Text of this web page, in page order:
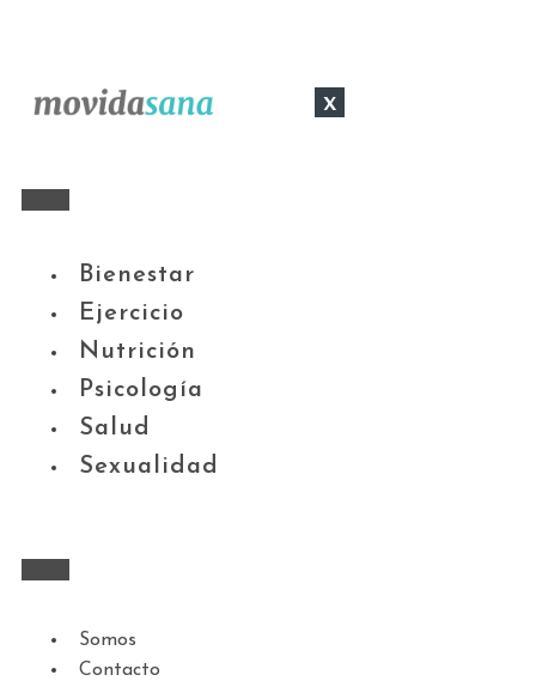
x
Bienestar
Ejercicio
Nutrición
Psicología
Salud
Sexualidad
Somos
Contacto